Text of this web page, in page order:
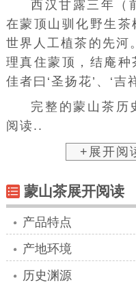
图
西汉
尽管不能证明茶
现存世界上关于茶叶